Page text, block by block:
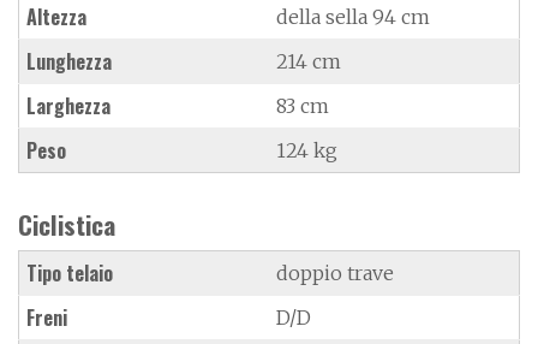
Altezza della sella 94 cm
Lunghezza 214 cm
Larghezza 83 cm
Peso 124 kg
Ciclistica
Tipo telaio doppio trave
Freni D/D